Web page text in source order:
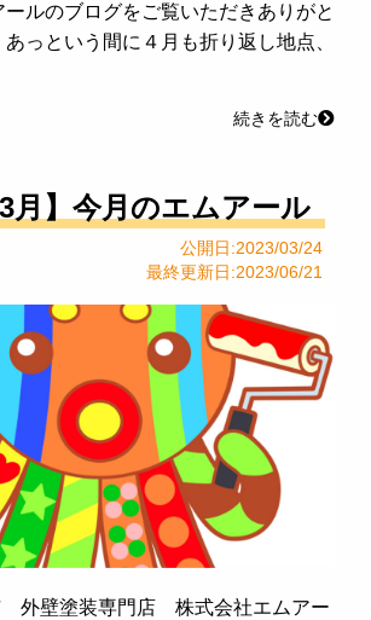
ールのブログをご覧いただきありがと
っという間に４月も折り返し地点、
続きを読む
3月】今月のエムアール
公開日:2023/03/24
最終更新日:2023/06/21
壁塗装専門店 株式会社エムアー